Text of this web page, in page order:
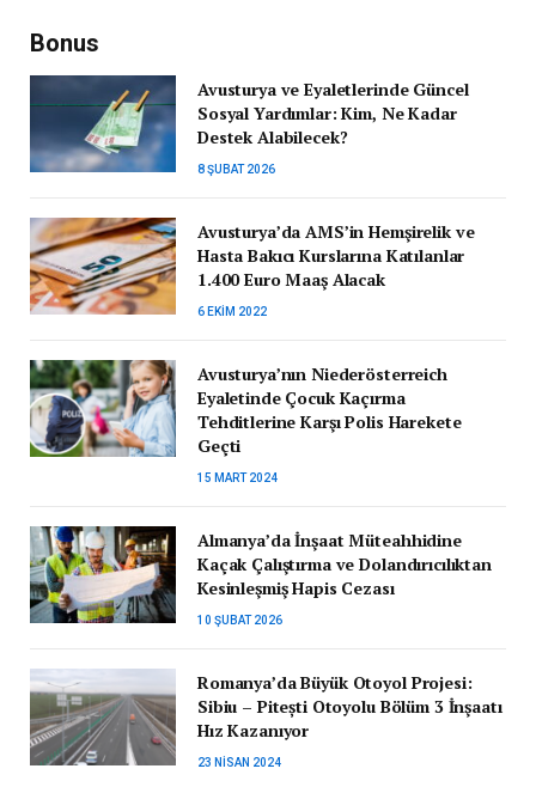
Bonus
Avusturya ve Eyaletlerinde Güncel
Sosyal Yardımlar: Kim, Ne Kadar
Destek Alabilecek?
8 ŞUBAT 2026
Avusturya’da AMS’in Hemşirelik ve
Hasta Bakıcı Kurslarına Katılanlar
1.400 Euro Maaş Alacak
6 EKIM 2022
Avusturya’nın Niederösterreich
Eyaletinde Çocuk Kaçırma
Tehditlerine Karşı Polis Harekete
Geçti
15 MART 2024
Almanya’da İnşaat Müteahhidine
Kaçak Çalıştırma ve Dolandırıcılıktan
Kesinleşmiş Hapis Cezası
10 ŞUBAT 2026
Romanya’da Büyük Otoyol Projesi:
Sibiu – Pitești Otoyolu Bölüm 3 İnşaatı
Hız Kazanıyor
23 NISAN 2024